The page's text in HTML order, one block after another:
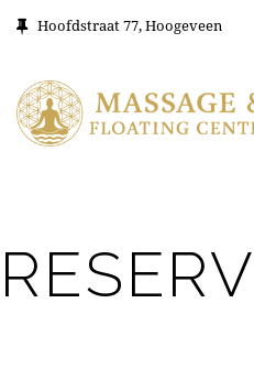
Hoofdstraat 77, Hoogeveen